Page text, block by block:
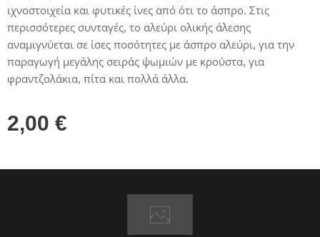
ιχνοστοιχεία και φυτικές ίνες από ότι το άσπρο. Στις
περισσότερες συνταγές, το αλεύρι ολικής άλεσης
αναμιγνύεται σε ίσες ποσότητες με άσπρο αλεύρι, για την
παραγωγή μεγάλης σειράς ψωμιών με κρούστα, για
φραντζολάκια, πίτα και πολλά άλλα.
2,00 €